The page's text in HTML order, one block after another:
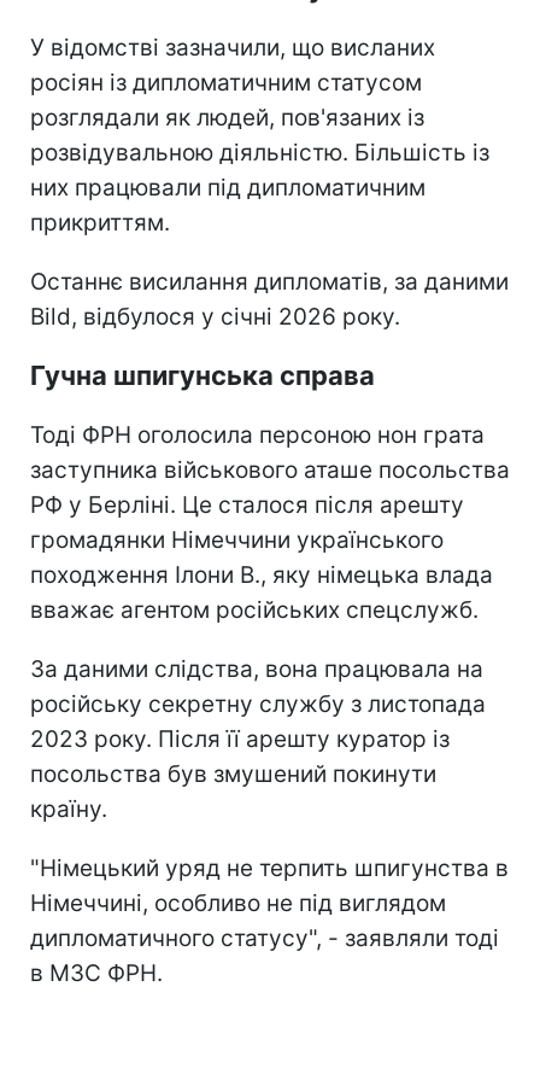
У відомстві зазначили, що висланих
росіян із дипломатичним статусом
розглядали як людей, пов'язаних із
розвідувальною діяльністю. Більшість із
них працювали під дипломатичним
прикриттям.
Останнє висилання дипломатів, за даними
Bild, відбулося у січні 2026 року.
Гучна шпигунська справа
Тоді ФРН оголосила персоною нон грата
заступника військового аташе посольства
РФ у Берліні. Це сталося після арешту
громадянки Німеччини українського
походження Ілони В., яку німецька влада
вважає агентом російських спецслужб.
За даними слідства, вона працювала на
російську секретну службу з листопада
2023 року. Після її арешту куратор із
посольства був змушений покинути
країну.
"Німецький уряд не терпить шпигунства в
Німеччині, особливо не під виглядом
дипломатичного статусу", - заявляли тоді
в МЗС ФРН.